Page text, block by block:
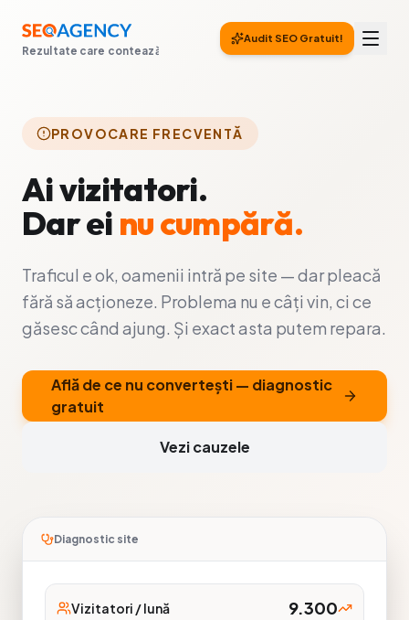
Rezultate care contează
Audit SEO Gratuit!
PROVOCARE FRECVENTĂ
Ai vizitatori.
Dar ei nu cumpără.
Traficul e ok, oamenii intră pe site — dar pleacă
fără să acționeze. Problema nu e câți vin, ci ce
găsesc când ajung. Și exact asta putem repara.
Află de ce nu convertești — diagnostic
gratuit
Vezi cauzele
Diagnostic site
Vizitatori / lună 9.300